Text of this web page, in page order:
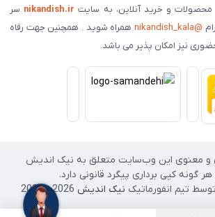
و خرید آنلاین، به سایت nikandish.ir سر
@nikandish_kala
همراه شوید . همچنین جهت رفاه
نیز امکان پذیر می باشد.
و معنوی این وب‌سایت متعلق به نیک اندیش
گونه کپی برداری پیگرد قانونی دارد.
تیم انفورماتیک نیک اندیش 2026 - 2025